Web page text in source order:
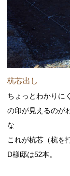
杭芯出し
ちょっとわかりに
の印が見えるのが
な
これが杭芯（杭を
D様邸は52本。